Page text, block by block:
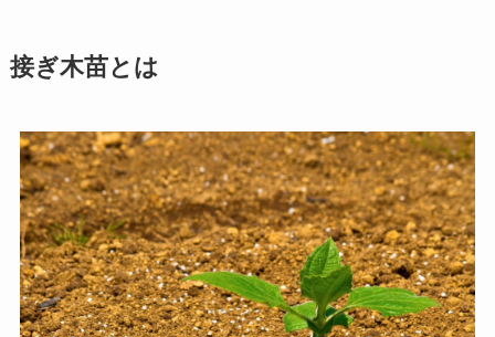
接ぎ木苗とは